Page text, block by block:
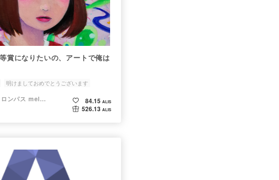
賞になりたいの、アートで俺は
明けましておめでとうございます
願いします
アート屋のメロンパス melonpas
84.15 ALIS
526.13 ALIS